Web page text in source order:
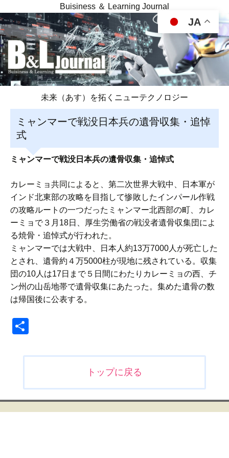
Buisiness ＆ Learning Journal
未来（あす）を拓くニューテクノロジー
ミャンマーで戦没日本兵の遺骨収集・追悼
式
ミャンマーで戦没日本兵の遺骨収集・追悼式
カレーミョ共同によると、第二次世界大戦中、日本軍が
インド北東部の攻略を目指して惨敗したインパール作戦
の攻略ルートの一つだったミャンマー北西部の町、カレ
ーミョで３月18日、厚生労働省の戦没者遺骨収集団によ
る焼骨・追悼式が行われた。
ミャンマーでは大戦中、日本人約13万7000人が死亡した
とされ、遺骨約４万5000柱が現地に残されている。収集
団の10人は17日まで５日間にわたりカレーミョの西、チ
ン州の山岳地帯で遺骨収集にあたった。集めた遺骨の数
は帰国後に公表する。
ビ
ゲ
トップに戻る
JA